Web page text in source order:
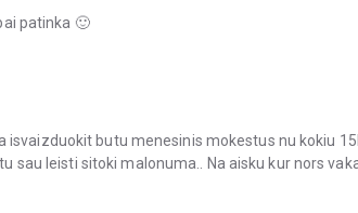
patinka 🙂
isvaizduokit butu menesinis mokestus nu kokiu
sau leisti sitoki malonuma.. Na aisku kur nors